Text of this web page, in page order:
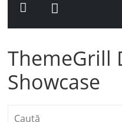
ThemeGrill
Showcase